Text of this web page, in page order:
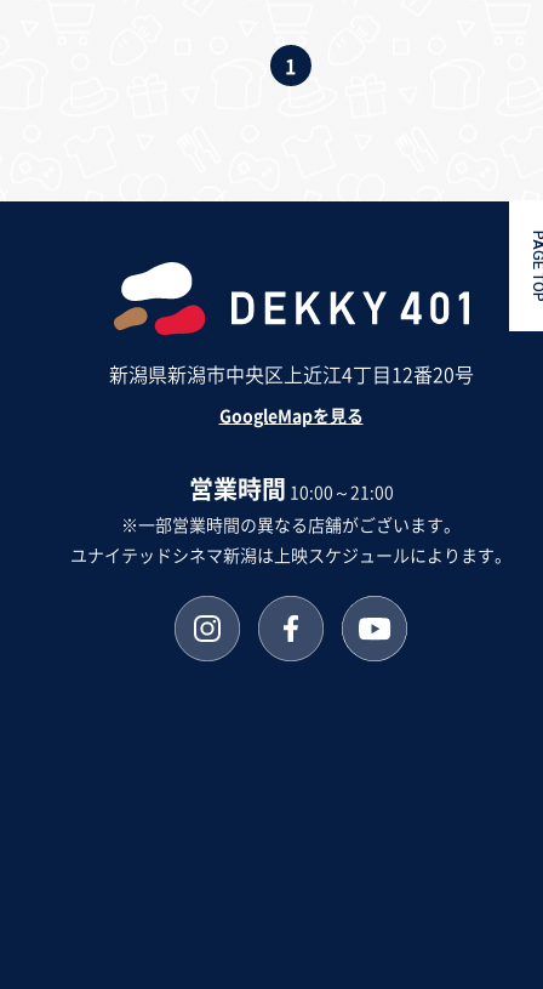
1
新潟県新潟市中央区上近江4丁目12番20号
GoogleMapを見る
営業時間 10:00～21:00
※一部営業時間の異なる店舗がございます。
ユナイテッドシネマ新潟は上映スケジュールによります。